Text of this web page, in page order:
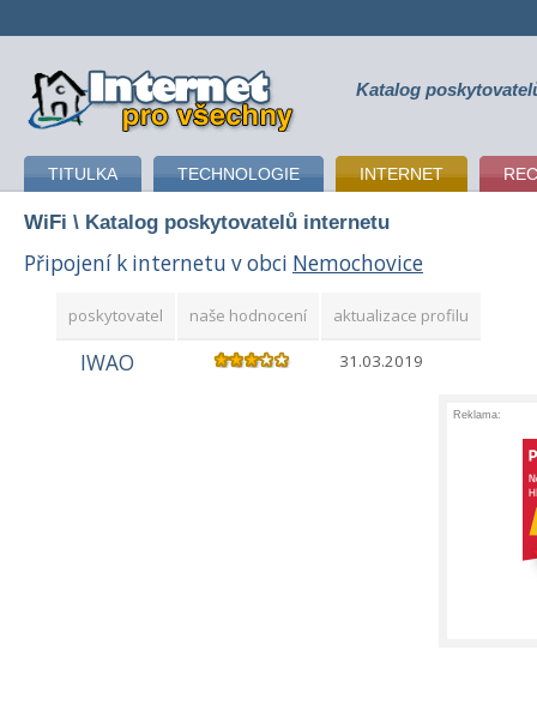
připojení k internetu Katalog
TITULKA TECHNOLOGIE INTERNET
WiFi \ Katalog poskytovatelů internetu
Připojení k internetu v obci Nemochovice
poskytovatel naše hodnocení aktualizace profilu
IWAO 31.03.2019
Reklama: